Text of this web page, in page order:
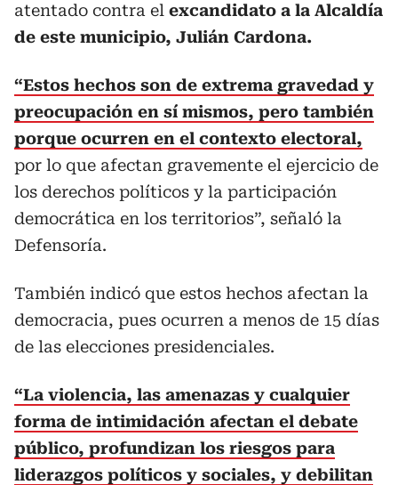
atentado contra el excandidato a la Alcaldía
de este municipio, Julián Cardona.
“Estos hechos son de extrema gravedad y
preocupación en sí mismos, pero también
porque ocurren en el contexto electoral,
por lo que afectan gravemente el ejercicio de
los derechos políticos y la participación
democrática en los territorios”, señaló la
Defensoría.
También indicó que estos hechos afectan la
democracia, pues ocurren a menos de 15 días
de las elecciones presidenciales.
“La violencia, las amenazas y cualquier
forma de intimidación afectan el debate
público, profundizan los riesgos para
liderazgos políticos y sociales, y debilitan